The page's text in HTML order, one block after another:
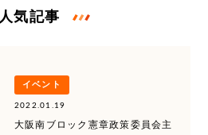
人気記事
イベント
2022.01.19
大阪南ブロック憲章政策委員会主